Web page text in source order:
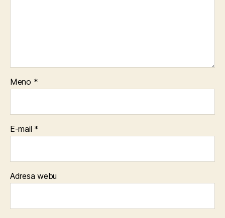
Meno *
E-mail *
Adresa webu